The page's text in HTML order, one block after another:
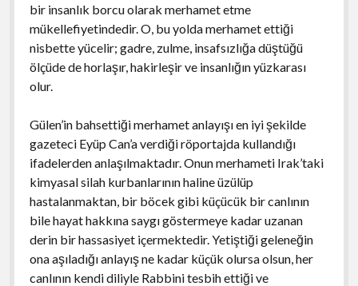
bir insanlık borcu olarak merhamet etme
mükellefiyetindedir. O, bu yolda merhamet ettiği
nisbette yücelir; gadre, zulme, insafsızlığa düştüğü
ölçüde de horlaşır, hakirleşir ve insanlığın yüzkarası
olur.
Gülen’in bahsettiği merhamet anlayışı en iyi şekilde
gazeteci Eyüp Can’a verdiği röportajda kullandığı
ifadelerden anlaşılmaktadır. Onun merhameti Irak’taki
kimyasal silah kurbanlarının haline üzülüp
hastalanmaktan, bir böcek gibi küçücük bir canlının
bile hayat hakkına saygı göstermeye kadar uzanan
derin bir hassasiyet içermektedir. Yetiştiği geleneğin
ona aşıladığı anlayış ne kadar küçük olursa olsun, her
canlının kendi diliyle Rabbini tesbih ettiği ve